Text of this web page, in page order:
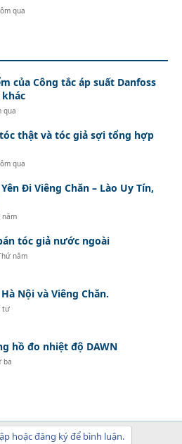
qua
của Công tắc áp suất Danfoss
qua
thật và tóc giả sợi tổng hợp
qua
Đi Viêng Chăn – Lào Uy Tín,
năm
tóc giả nước ngoài
năm
Nội và Viêng Chăn.
tư
hồ đo nhiệt độ DAWN
ba
hoặc đăng ký để bình luận.